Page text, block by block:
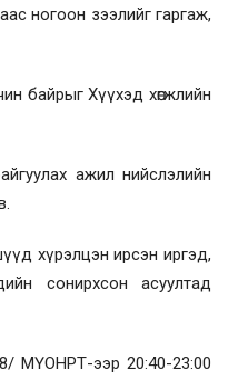
ногоон зээлийг гаргаж,
байрыг Хүүхэд хөгжлийн
ажил нийслэлийн
хүрэлцэн ирсэн иргэд,
сонирхсон асуултад
МҮОНРТ-ээр 20:40-23:00